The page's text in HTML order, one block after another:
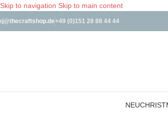
Skip to navigation Skip to main content
+49 (0)151 28 88 44 44
NEU